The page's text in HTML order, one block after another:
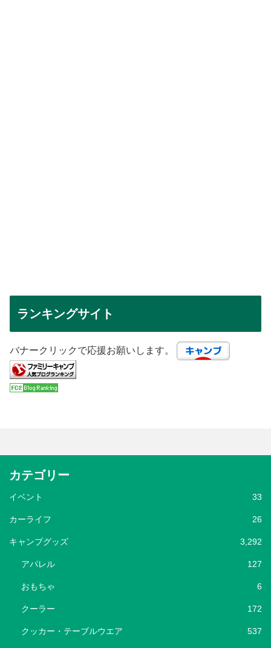
ランキングサイト
バナークリックで応援お願いします。
カテゴリー
イベント 33
カーライフ 26
キャンプグッズ 3,292
アパレル 127
おもちゃ 6
クーラー 172
クッカー・テーブルウエア 537